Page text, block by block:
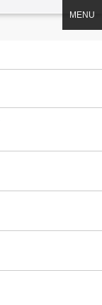
MENU